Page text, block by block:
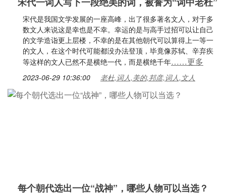
宋代是我国文学发展的一座高峰，出了很多著名文人，对于多
数文人来说这是幸也是不幸。幸运的是与高手过招可以让自己
的文学造诣更上层楼，不幸的是在其他朝代可以算得上一等一
的文人，在这个时代可能都没办法登顶，毕竟像苏轼、辛弃疾
等这样的文人已然不是横绝一代，而是横绝千年……更多
2023-06-29 10:36:00 老杜,词人,美的,邦彦,词人,文人
每个朝代选出一位“战神”，哪些人物可以当选？